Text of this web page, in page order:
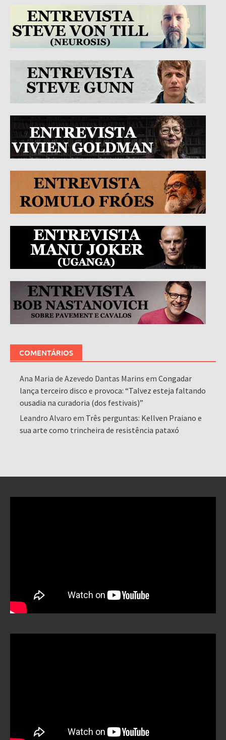
COMENTÁRIOS
Ana Maria de Azevedo Dantas Marins emCongadar
lança terceiro disco e provoca: “Talvez esteja faltando
ousadia na curadoria (dos festivais)”
Leandro Alvaro em Três perguntas: Kellven Praiano e
sua arte como trincheira de resistência pataxó